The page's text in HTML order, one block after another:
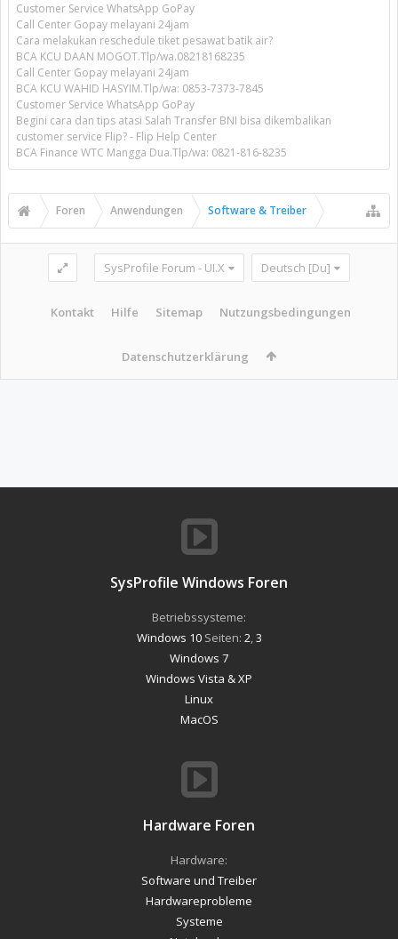
Customer Service WhatsApp GoPay
Call Center Gopay melayani 24jam
Cara melakukan reschedule tiket pesawat batik air?
BCA KCU DAAN MOGOT.Tlp/wa.08218168235
Call Center Gopay melayani 24jam
BCA KCU WAHID HASYIM.Tlp/wa: 0853-7373-7845
Customer Service WhatsApp GoPay
Begini cara dan tips atasi Salah Transfer BNI bisa dikembalikan
customer service Flip? - Flip Help Center
BCA Finance WTC Mangga Dua.Tlp/wa: 0821-816-8235
Foren Anwendungen Software & Treiber
SysProfile Forum - UI.X Deutsch [Du]
Kontakt Hilfe Sitemap Nutzungsbedingungen
Datenschutzerklärung
SysProfile Windows Foren
Betriebssysteme:
Windows 10Seiten: 2 3
Windows 7
Windows Vista & XP
Linux
MacOS
Hardware Foren
Hardware:
Software und Treiber
Hardwareprobleme
Systeme